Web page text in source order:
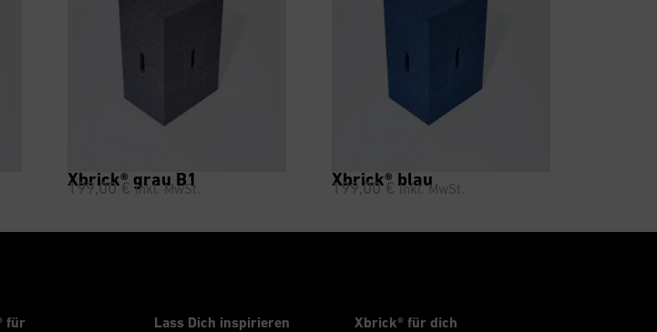
Xbrick® grau B1
199,00€ inkl. MwSt. Xbrick® blau
199,00€ inkl. MwSt.
für Lass Dich inspirieren Xbrick® für dich